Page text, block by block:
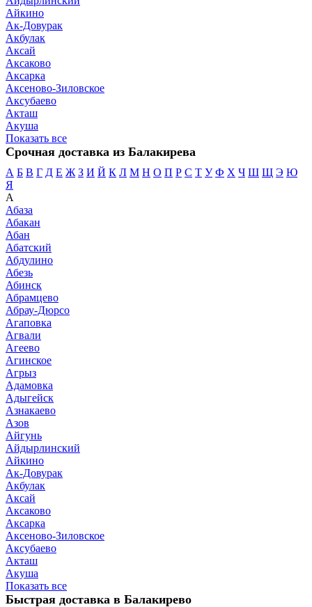
Айкино
Ак-Довурак
Акбулак
Аксай
Аксаково
Аксарка
Аксеново-Зиловское
Аксубаево
Акташ
Акуша
Показать все
Срочная доставка из Балакирева
А Б В Г Д Е Ж З И Й К Л М Н О П Р С Т У Ф Х Ч Ш Щ Э Ю
Я
А
Абаза
Абакан
Абан
Абатский
Абдулино
Абезь
Абинск
Абрамцево
Абрау-Дюрсо
Агаповка
Агвали
Агеево
Агинское
Агрыз
Адамовка
Адыгейск
Азнакаево
Азов
Айгунь
Айдырлинский
Айкино
Ак-Довурак
Акбулак
Аксай
Аксаково
Аксарка
Аксеново-Зиловское
Аксубаево
Акташ
Акуша
Показать все
Быстрая доставка в Балакирево